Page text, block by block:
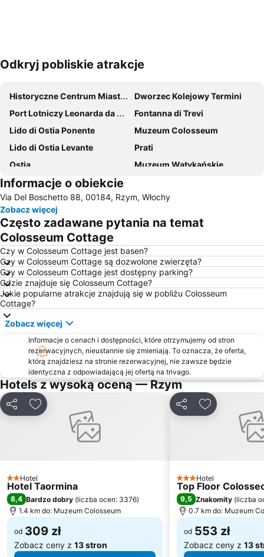
Powiększ mapę
Odkryj pobliskie atrakcje
Historyczne Centrum Miasta w Rzym
Dworzec Kolejowy Termini
Port Lotniczy Leonarda da Vinci Fiumicino Rzym
Fontanna di Trevi
Lido di Ostia Ponente
Muzeum Colosseum
Lido di Ostia Levante
Prati
Ostia
Muzeum Watykańskie
Dzielnica Trastevere
Bazylika św. Piotra w Okowach
Termini Metro Station
Monti
Colosseo Metro Station
St Peters Basilica
Plac Navona
Panteon
Torvaianica
Piazza San Pietro
Forum Romanum
Trevi
Bazylika Matki Bożej Większej
Fregene
Schody Hiszpańskie
Basilica San Paolo Metro Station
Via Aurelia - Roma
Bazylika Najświętszej Maryi Panny na Zatybrzu
Ostiense
Ostia Antyczny Port
Dworzec Kolejowy Tiburtina
Lido dei Pini
Trieste
Ottaviano - San Pietro - Musei Vaticani Metro Station
Circo Massimo Metro Station
Plac del Popolo
Acilia
Plac Wenecki
Targi Rzym
Borgo
Torre Flavia
Informacje o obiekcie
Via Del Boschetto 88, 00184, Rzym, Włochy
Zobacz więcej
Często zadawane pytania na temat
Colosseum Cottage
Czy w Colosseum Cottage jest basen?
Czy w Colosseum Cottage są dozwolone zwierzęta?
Czy w Colosseum Cottage jest dostępny parking?
Gdzie znajduje się Colosseum Cottage?
Jakie popularne atrakcje znajdują się w pobliżu Colosseum
Cottage?
Zobacz więcej
Informacje o cenach i dostępności, które otrzymujemy od stron
rezerwacyjnych, nieustannie się zmieniają. To oznacza, że oferta,
którą znajdziesz na stronie rezerwacyjnej, nie zawsze będzie
identyczna z odpowiadającą jej ofertą na trivago.
Hotels z wysoką oceną — Rzym
UdostępnijDodaj do ulubionych
2 Kategoria
Hotel
Hotel Taormina
8,4 Bardzo dobry (liczba ocen: 3376)
1.4 km do: Muzeum Colosseum
od 309 zł
Zobacz ceny z 13 stron
UdostępnijDodaj do
3 Kategoria
Hotel
Top Floor
9,5 Znakomity (liczba
0.7 km do: Muzeum
od 553 zł
Zobacz ceny z 13